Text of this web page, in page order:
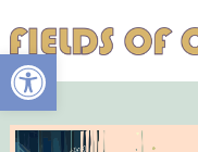
Ανοίξτε τη γραμμή εργαλείων